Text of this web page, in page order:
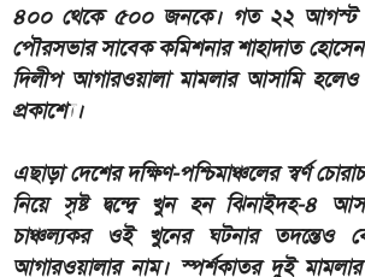
৪০০ থেকে ৫০০ জনকে। গত ২২ আগস্ট
পৌরসভার সাবেক কমিশনার শাহাদাত হোসেন
দিলীপ আগারওয়ালা মামলার আসামি হলেও
প্রকাশ্যে।
এছাড়া দেশের দক্ষিণ-পশ্চিমাঞ্চলের স্বর্ণ
নিয়ে সৃষ্ট দ্বন্দ্বে খুন হন ঝিনাইদহ-৪
চাঞ্চল্যকর ওই খুনের ঘটনার তদন্তেও
আগারওয়ালার নাম। স্পর্শকাতর দুই